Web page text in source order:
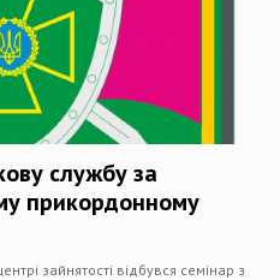
службу за
прикордонному
зайнятості відбувся семінар з